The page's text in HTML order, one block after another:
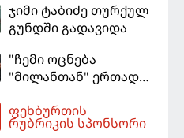
ჯიმი ტაბიძე თურქულ
გუნდში გადავიდა
"ჩემი ოცნება
"მილანთან" ერთად
მოდრიჩმა
"როსონერიში" თავის
ფეხბურთის
რუბრიკის სპონსორი